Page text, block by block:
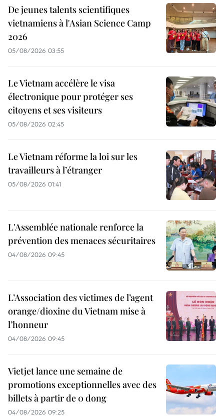
De jeunes talents scientifiques
vietnamiens à l'Asian Science Camp
2026
05/08/2026 03:55
Le Vietnam accélère le visa
électronique pour protéger ses
citoyens et ses visiteurs
05/08/2026 02:45
Le Vietnam réforme la loi sur les
travailleurs à l’étranger
05/08/2026 01:41
L'Assemblée nationale renforce la
prévention des menaces sécuritaires
04/08/2026 09:45
L’Association des victimes de l’agent
orange/dioxine du Vietnam mise à
l’honneur
04/08/2026 09:45
Vietjet lance une semaine de
promotions exceptionnelles avec des
billets à partir de 0 dong
04/08/2026 09:25